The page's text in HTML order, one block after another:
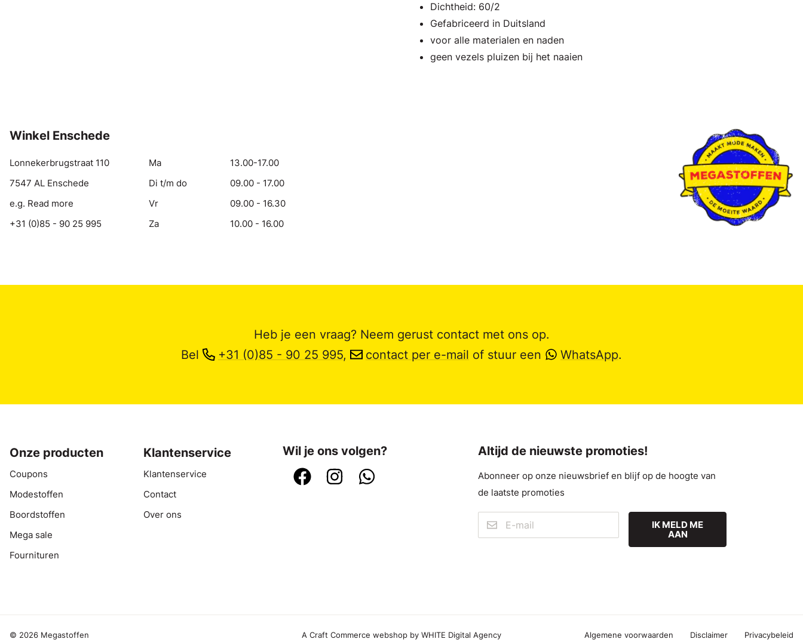
Dichtheid: 60/2
Gefabriceerd in Duitsland
voor alle materialen en naden
geen vezels pluizen bij het naaien
Winkel Enschede
Lonnekerbrugstraat 110
7547 AL Enschede
e.g. Read more
+31 (0)85 - 90 25 995
Ma
13.00-17.00
Di t/m do
09.00 - 17.00
Vr
09.00 - 16.30
Za
10.00 - 16.00
Heb je een vraag? Neem gerust contact met ons op.
Bel
+31 (0)85 - 90 25 995, contact per e-mail of stuur een WhatsApp.
Onze producten
Coupons
Modestoffen
Boordstoffen
Mega sale
Fournituren
Klantenservice
Klantenservice
Contact
Over ons
Wil je ons volgen? Altijd de nieuwste promoties!
Abonneer op onze nieuwsbrief en blijf op de hoogte van
de laatste promoties
IK MELD ME
AAN
© 2026 Megastoffen A Craft Commerce webshop by WHITE Digital Agency Algemene voorwaarden Disclaimer Privacybeleid